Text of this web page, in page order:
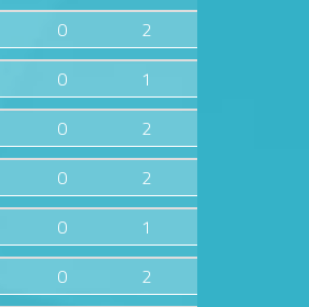
0
2
0
1
0
2
0
2
0
1
0
2